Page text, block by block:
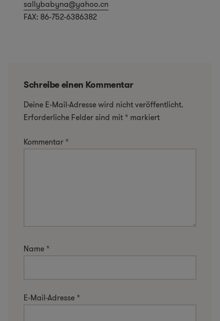
sallybabyna@yahoo.cn
FAX: 86-752-6386382
Schreibe einen Kommentar
Deine E-Mail-Adresse wird nicht veröffentlicht.
Erforderliche Felder sind mit * markiert
Kommentar *
Name *
E-Mail-Adresse *